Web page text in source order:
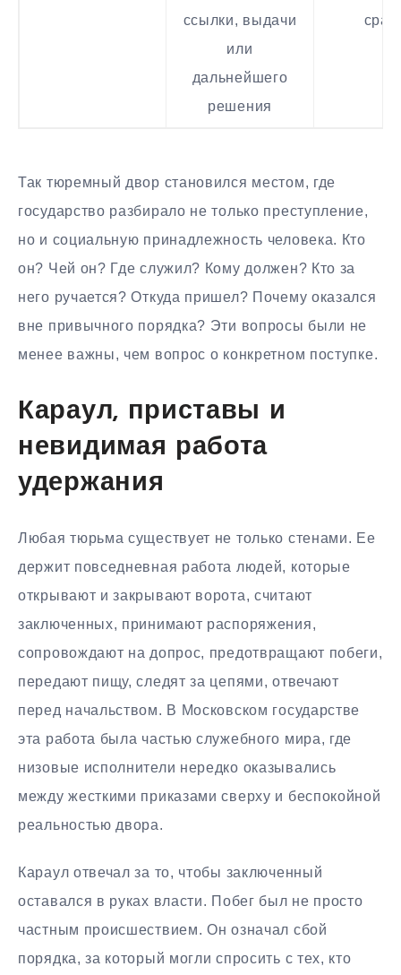
ссылки, выдачи
или
дальнейшего
решения
Так тюремный двор становился местом, где
государство разбирало не только преступление,
но и социальную принадлежность человека. Кто
он? Чей он? Где служил? Кому должен? Кто за
него ручается? Откуда пришел? Почему оказался
вне привычного порядка? Эти вопросы были не
менее важны, чем вопрос о конкретном поступке.
Караул, приставы и
невидимая работа
удержания
Любая тюрьма существует не только стенами. Ее
держит повседневная работа людей, которые
открывают и закрывают ворота, считают
заключенных, принимают распоряжения,
сопровождают на допрос, предотвращают побеги,
передают пищу, следят за цепями, отвечают
перед начальством. В Московском государстве
эта работа была частью служебного мира, где
низовые исполнители нередко оказывались
между жесткими приказами сверху и беспокойной
реальностью двора.
Караул отвечал за то, чтобы заключенный
оставался в руках власти. Побег был не просто
частным происшествием. Он означал сбой
порядка, за который могли спросить с тех, кто